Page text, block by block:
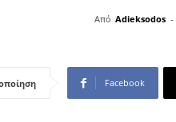
Από Adieksodos -
Facebook